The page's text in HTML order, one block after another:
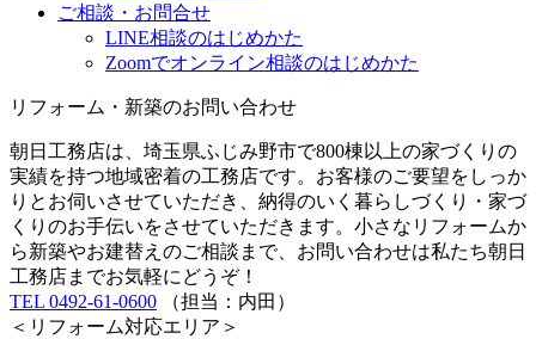
ご相談・お問合せ
LINE相談のはじめかた
Zoomでオンライン相談のはじめかた
リフォーム・新築のお問い合わせ
朝日工務店は、埼玉県ふじみ野市で800棟以上の家づくりの
実績を持つ地域密着の工務店です。お客様のご要望をしっか
りとお伺いさせていただき、納得のいく暮らしづくり・家づ
くりのお手伝いをさせていただきます。小さなリフォームか
ら新築やお建替えのご相談まで、お問い合わせは私たち朝日
工務店までお気軽にどうぞ！
TEL 0492-61-0600 （担当：内田）
＜リフォーム対応エリア＞